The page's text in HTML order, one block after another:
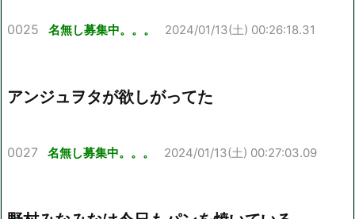
0025 名無し募集中。。。 2024/01/13(土) 00:26:18.31
アンジュヲタが欲しがってた
0027 名無し募集中。。。 2024/01/13(土) 00:27:03.09